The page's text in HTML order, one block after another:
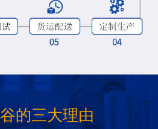
的三大理由